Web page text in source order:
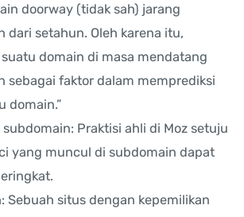
doorway (tidak sah) jarang
dari setahun. Oleh karena itu,
domain di masa mendatang
sebagai faktor dalam memprediksi
domain.”
Praktisi ahli di Moz setuju
yang muncul di subdomain dapat
Sebuah situs dengan kepemilikan